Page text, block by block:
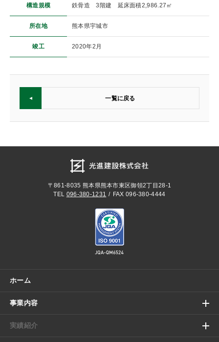
構造規模 鉄骨造 3階建 延床面積2,986.27㎡
所在地 熊本県宇城市
竣工 2020年2月
一覧に戻る
〒861-8035 熊本県熊本市東区御領2丁目28-1
TEL 096-380-1231 FAX 096-380-4444
ホーム
事業内容
実績紹介